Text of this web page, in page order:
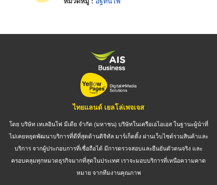
ไทยแลนด์ เยลโล่เพจเจส
โดย บริษัท เทเลอินโฟ มีเดีย จำกัด (มหาชน) บริษัทในเครือเอไอเอส ในฐานะผู้นำที่
ไม่เคยหยุดพัฒนาบริการที่ดีที่สุดด้านดิจิทัล มาร์เก็ตติ้ง ผ่านเว็บไซต์รวมสินค้าและ
บริการ จากผู้ประกอบการที่เชื่อถือได้ มีการตรวจสอบและยืนยันตัวตนจริง และ
ครอบคลุมทุกหมวดธุรกิจมากที่สุดในประเทศ เราจะมอบบริการที่เหนือความคาด
หมาย จากทีมงานคุณภาพ